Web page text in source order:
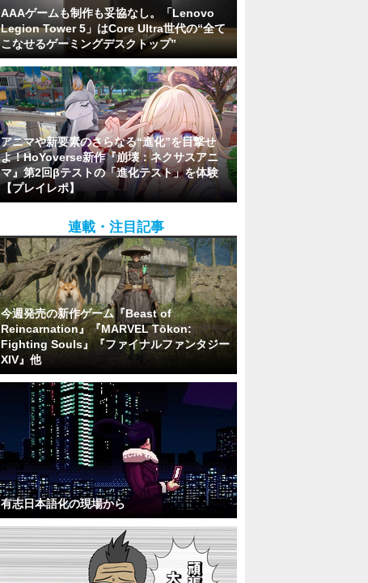
AAAゲームも制作も妥協なし。「Lenovo
Legion Tower 5」はCore Ultra世代の“全て
こなせるゲーミングデスクトップ”
アニマや新要素のさらなる“進化”を目撃せ
よ！HoYoverse新作『崩壊：ネクサスアニ
マ』第2回βテストの「進化テスト」を体験
【プレイレポ】
連載・注目記事
今週発売の新作ゲーム『Beast of
Reincarnation』『MARVEL Tōkon:
Fighting Souls』『ファイナルファンタジー
XIV』他
有志日本語化の現場から